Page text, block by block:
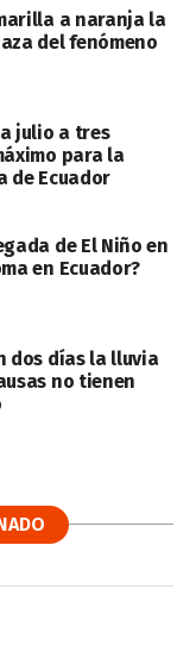
a naranja la
del fenómeno
julio a tres
para la
de Ecuador
de El Niño en
en Ecuador?
dos días la lluvia
no tienen